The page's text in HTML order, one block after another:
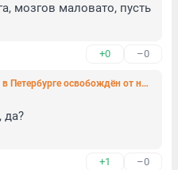
мозгов маловато, пусть
+0 –0
Ударивший женщину с ребёнком в Петербурге освобождён от наказания. Он проломил голову младенцу по неосторожности
да?
+1 –0